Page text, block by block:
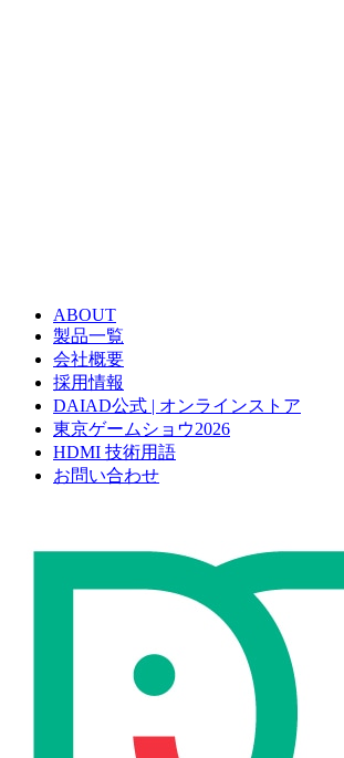
ABOUT
製品一覧
会社概要
採用情報
DAIAD公式 | オンラインストア
東京ゲームショウ2026
HDMI 技術用語
お問い合わせ